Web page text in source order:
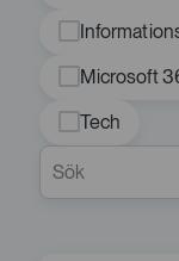
Microsoft
Tech